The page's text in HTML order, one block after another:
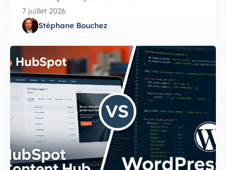
7 juillet 2026
Stéphane Bouchez